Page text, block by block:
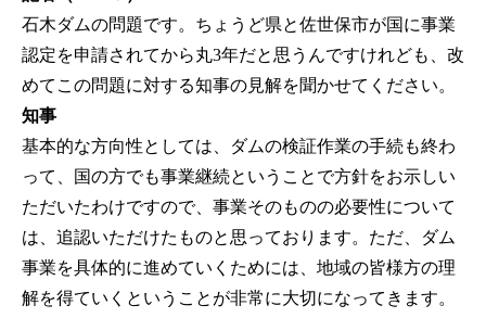
石木ダムの問題です。ちょうど県と佐世保市が国に事業
認定を申請されてから丸3年だと思うんですけれども、改
めてこの問題に対する知事の見解を聞かせてください。
知事
基本的な方向性としては、ダムの検証作業の手続も終わ
って、国の方でも事業継続ということで方針をお示しい
ただいたわけですので、事業そのものの必要性について
は、追認いただけたものと思っております。ただ、ダム
事業を具体的に進めていくためには、地域の皆様方の理
解を得ていくということが非常に大切になってきます。